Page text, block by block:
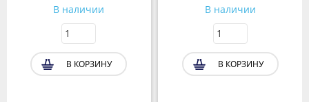
В наличии
В КОРЗИНУ
В наличии
В КОРЗИНУ